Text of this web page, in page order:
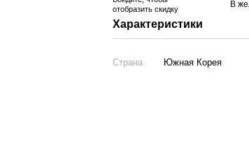
отобразить скидку
В
Характеристики
Страна Южная Корея